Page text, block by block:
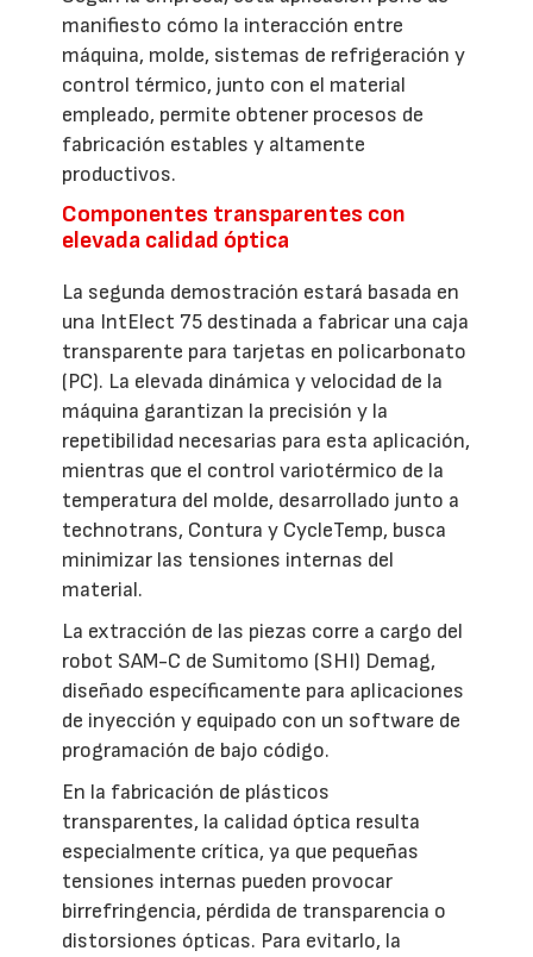
manifiesto cómo la interacción entre
máquina, molde, sistemas de refrigeración y
control térmico, junto con el material
empleado, permite obtener procesos de
fabricación estables y altamente
productivos.
Componentes transparentes con
elevada calidad óptica
La segunda demostración estará basada en
una IntElect 75 destinada a fabricar una caja
transparente para tarjetas en policarbonato
(PC). La elevada dinámica y velocidad de la
máquina garantizan la precisión y la
repetibilidad necesarias para esta aplicación,
mientras que el control variotérmico de la
temperatura del molde, desarrollado junto a
technotrans, Contura y CycleTemp, busca
minimizar las tensiones internas del
material.
La extracción de las piezas corre a cargo del
robot SAM-C de Sumitomo (SHI) Demag,
diseñado específicamente para aplicaciones
de inyección y equipado con un software de
programación de bajo código.
En la fabricación de plásticos
transparentes, la calidad óptica resulta
especialmente crítica, ya que pequeñas
tensiones internas pueden provocar
birrefringencia, pérdida de transparencia o
distorsiones ópticas. Para evitarlo, la